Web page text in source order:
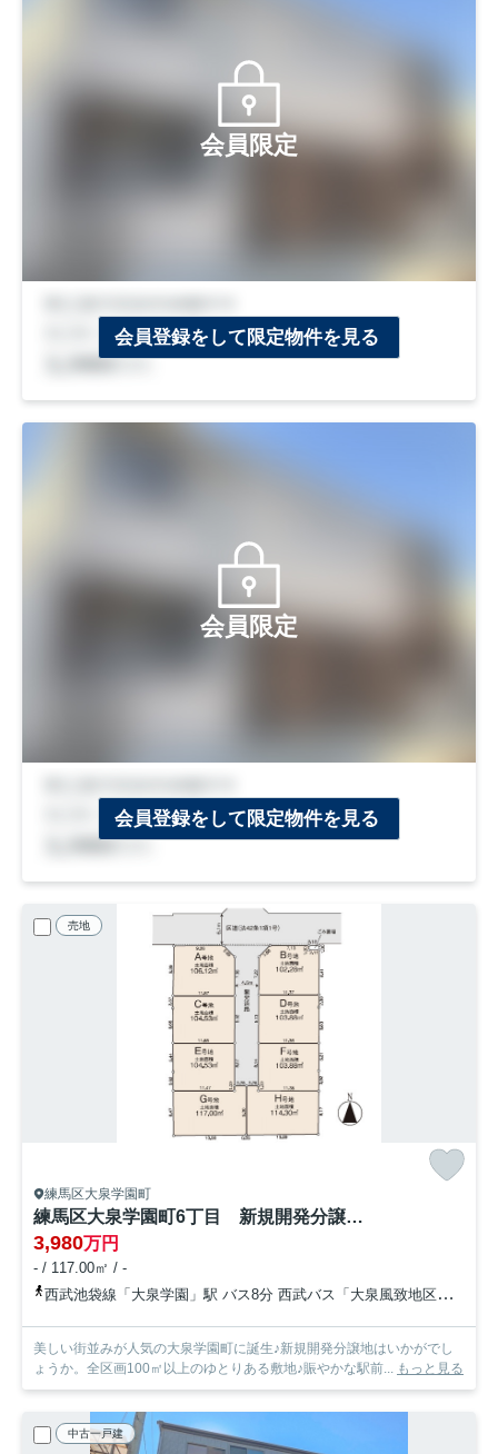
会員限定
会員登録をして限定物件を見る
会員限定
会員登録をして限定物件を見る
売地
練馬区大泉学園町
練馬区大泉学園町6丁目 新規開発分譲地 土地30坪～35坪 8家族様限定
3,980万円
- / 117.00㎡ / -
西武池袋線「大泉学園」駅 バス8分 西武バス「大泉風致地区」 停歩8分
美しい街並みが人気の大泉学園町に誕生♪新規開発分譲地はいかがでし
ょうか。全区画100㎡以上のゆとりある敷地♪賑やかな駅前... もっと見る
中古一戸建